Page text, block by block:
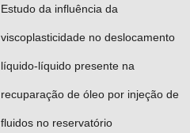
Estudo da influência da
viscoplasticidade no deslocamento
líquido-líquido presente na
recuparação de óleo por injeção de
fluidos no reservatório